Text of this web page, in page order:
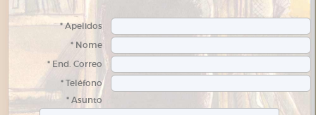
* Apelidos
* Nome
* End. Correo
* Teléfono
* Asunto